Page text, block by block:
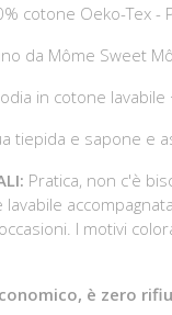
cotone Oeko-Tex -
da Môme Sweet
in cotone
tiepida e sapone e
Pratica, non c'è
lavabile
I motivi
è zero